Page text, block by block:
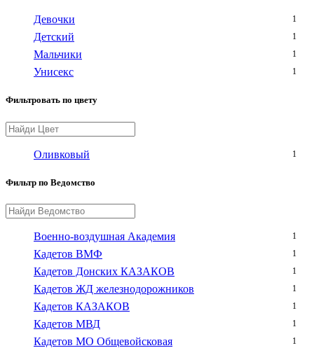
Девочки 1
Детский 1
Мальчики 1
Унисекс 1
Фильтровать по цвету
Оливковый 1
Фильтр по Ведомство
Военно-воздушная Академия 1
Кадетов ВМФ 1
Кадетов Донских КАЗАКОВ 1
Кадетов ЖД железнодорожников 1
Кадетов КАЗАКОВ 1
Кадетов МВД 1
Кадетов МО Общевойсковая 1